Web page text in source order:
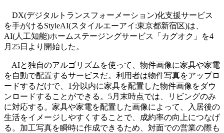
DX(デジタルトランスフォーメーション)化支援サービス
を手がけるStyleAI(スタイルエーアイ:東京都新宿区)は、
AI(人工知能)ホームステージングサービス「カグオク」を4
月25日より開始した。
AIと独自のアルゴリズムを使って、物件画像に家具や家電
を自動で配置するサービスだ。利用者は物件写真をアップロ
ードするだけで、1分以内に家具を配置した物件画像をダウ
ンロードすることができる。5月末時点では、リビングのみ
に対応する。家具や家電を配置した画像によって、入居後の
生活をイメージしやすくすることで、成約率の向上につなげ
る。加工写真を瞬時に作成できるため、対面での営業の際も